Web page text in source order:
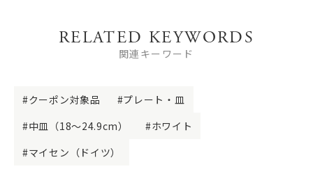
RELATED KEYWORDS
関連キーワード
クーポン対象品
プレート・皿
中皿（18～24.9cm）
ホワイト
マイセン（ドイツ）